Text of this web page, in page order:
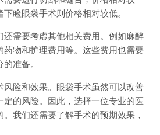
睑眼袋手术则价格相对较低。
还需要考虑其他相关费用。例如麻醉
药物和护理费用等。这些费用也需要
准备。
风险和效果。眼袋手术虽然可以改善
定的风险。因此，选择一位专业的医
我们还需要了解手术的预期效果，